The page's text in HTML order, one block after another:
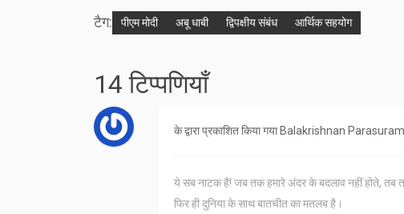
टैग: पीएम मोदी अबू धाबी द्विपक्षीय संबंध आर्थिक सहयोग
14 टिप्पणियाँ
के द्वारा प्रकाशित किया गया Balakrishnan
ये सब नाटक है! जब तक हमारे अंदर के बदलाव नहीं होते, तब
फिर ही दुनिया के साथ बातचीत का मतलब है।